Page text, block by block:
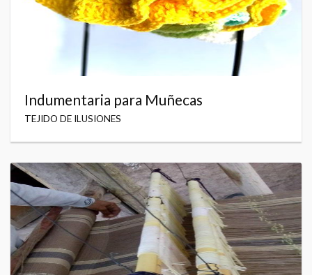
Indumentaria para Muñecas
TEJIDO DE ILUSIONES